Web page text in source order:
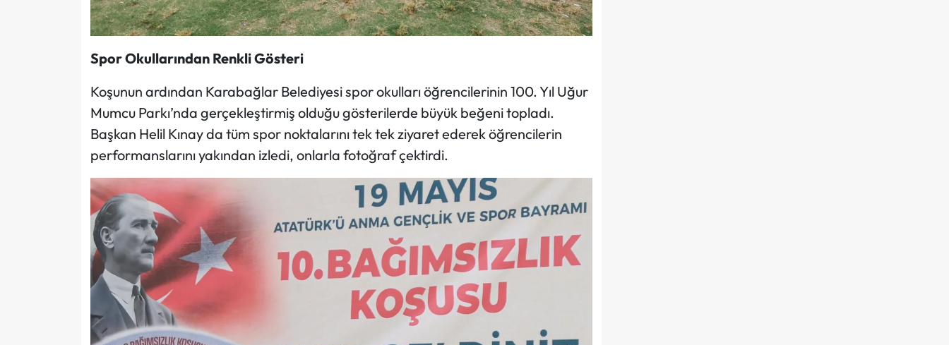
Spor Okullarından Renkli Gösteri
Koşunun ardından Karabağlar Belediyesi spor okulları öğrencilerinin 100. Yıl Uğur
Mumcu Parkı’nda gerçekleştirmiş olduğu gösterilerde büyük beğeni topladı.
Başkan Helil Kınay da tüm spor noktalarını tek tek ziyaret ederek öğrencilerin
performanslarını yakından izledi, onlarla fotoğraf çektirdi.